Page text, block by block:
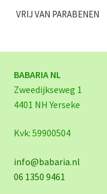
VRIJ VAN PARABENEN
BABARIA NL
Zweedijkseweg 1
4401 NH Yerseke
Kvk: 59900504
info@babaria.nl
06 1350 9461